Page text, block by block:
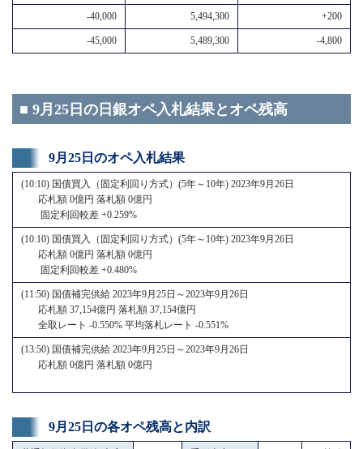
-40,000 5,494,300 +200
-45,000 5,489,300 -4,800
■ 9月25日の日銀オペ入札結果とオペ残高
9月25日のオペ入札結果
(10:10) 国債買入（固定利回り方式）(5年～10年) 2023年9月26日
応札額 0億円 落札額 0億円
固定利回較差 +0.259%
(10:10) 国債買入（固定利回り方式）(5年～10年) 2023年9月26日
応札額 0億円 落札額 0億円
固定利回較差 +0.480%
(11:50) 国債補完供給 2023年9月25日～2023年9月26日
応札額 37,154億円 落札額 37,154億円
全取レート -0.550% 平均落札レート -0.551%
(13:50) 国債補完供給 2023年9月25日～2023年9月26日
応札額 0億円 落札額 0億円
9月25日の各オペ残高と内訳